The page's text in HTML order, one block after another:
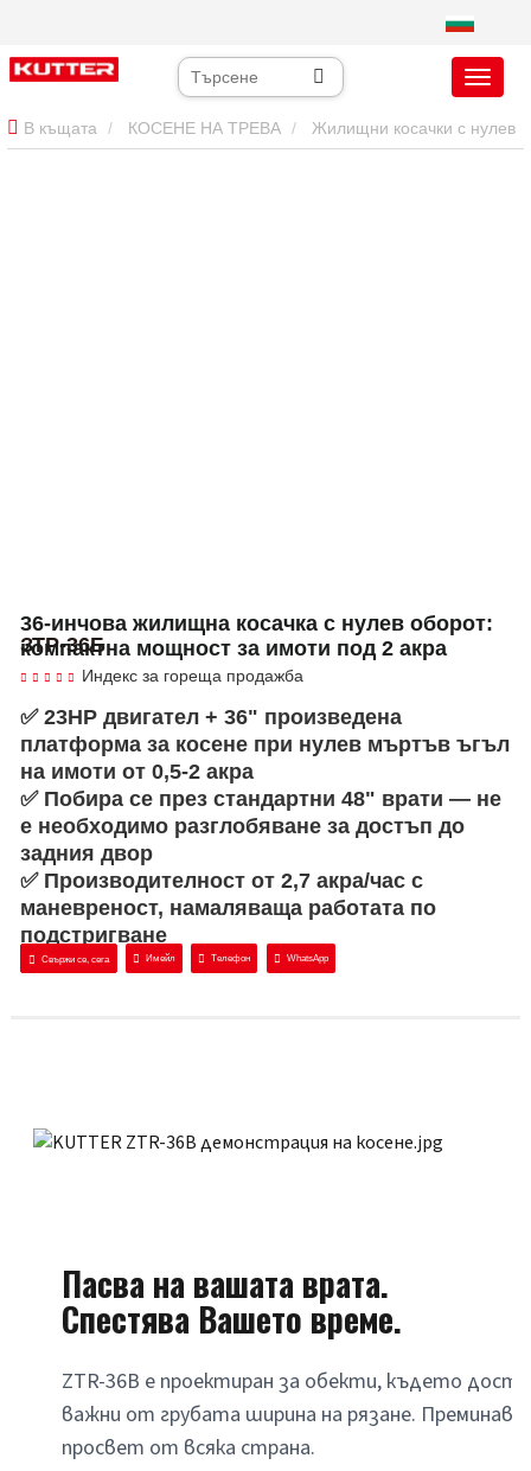
В къщата КОСЕНЕ НА ТРЕВА Жилищни косачки с нулев
36-инчова жилищна косачка с нулев оборот:
компактна мощност за имоти под 2 акра
ЗТР-36Б
Индекс за гореща продажба
✅ 23HP двигател + 36" произведена
платформа за косене при нулев мъртъв ъгъл
на имоти от 0,5-2 акра
✅ Побира се през стандартни 48" врати — не
е необходимо разглобяване за достъп до
задния двор
✅ Производителност от 2,7 акра/час с
маневреност, намаляваща работата по
подстригване
Свържи се, сега Имейл Телефон WhatsApp
Пасва на вашата врата.
Спестява Вашето време.
ZTR-36B е проектиран за обекти, където
важни от грубата ширина на рязане.
просвет от всяка страна.